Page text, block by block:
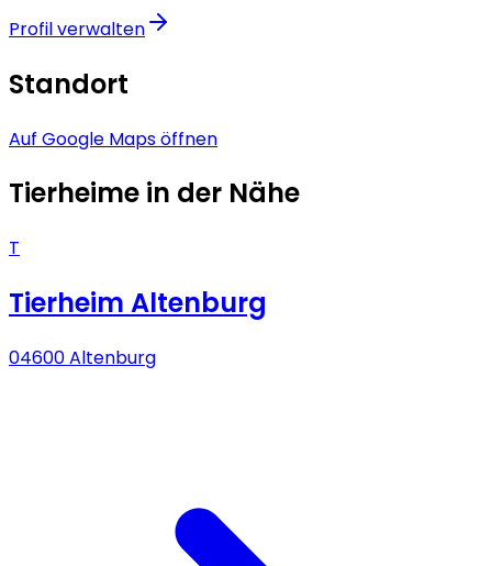
Profil verwalten
Standort
Auf Google Maps öffnen
Tierheime in der Nähe
T
Tierheim Altenburg
04600 Altenburg